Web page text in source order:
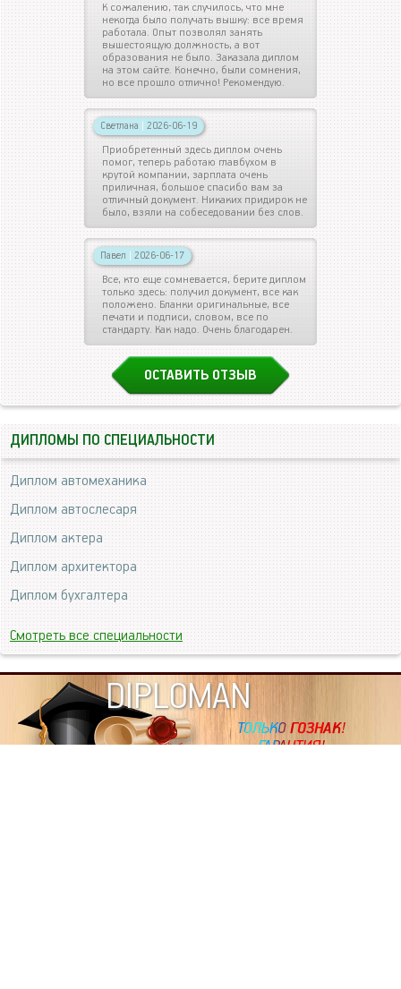
К сожалению, так случилось, что мне
некогда было получать вышку: все время
работала. Опыт позволял занять
вышестоящую должность, а вот
образования не было. Заказала диплом
на этом сайте. Конечно, были сомнения,
но все прошло отлично! Рекомендую.
Светлана | 2026-06-19
Приобретенный здесь диплом очень
помог, теперь работаю главбухом в
крутой компании, зарплата очень
приличная, большое спасибо вам за
отличный документ. Никаких придирок не
было, взяли на собеседовании без слов.
Павел | 2026-06-17
Все, кто еще сомневается, берите диплом
только здесь: получил документ, все как
положено. Бланки оригинальные, все
печати и подписи, словом, все по
стандарту. Как надо. Очень благодарен.
ОСТАВИТЬ ОТЗЫВ
ДИПЛОМЫ ПО СПЕЦИАЛЬНОСТИ
Диплом автомеханика
Диплом автослесаря
Диплом актера
Диплом архитектора
Диплом бухгалтера
Смотреть все специальности
DIPLOMAN